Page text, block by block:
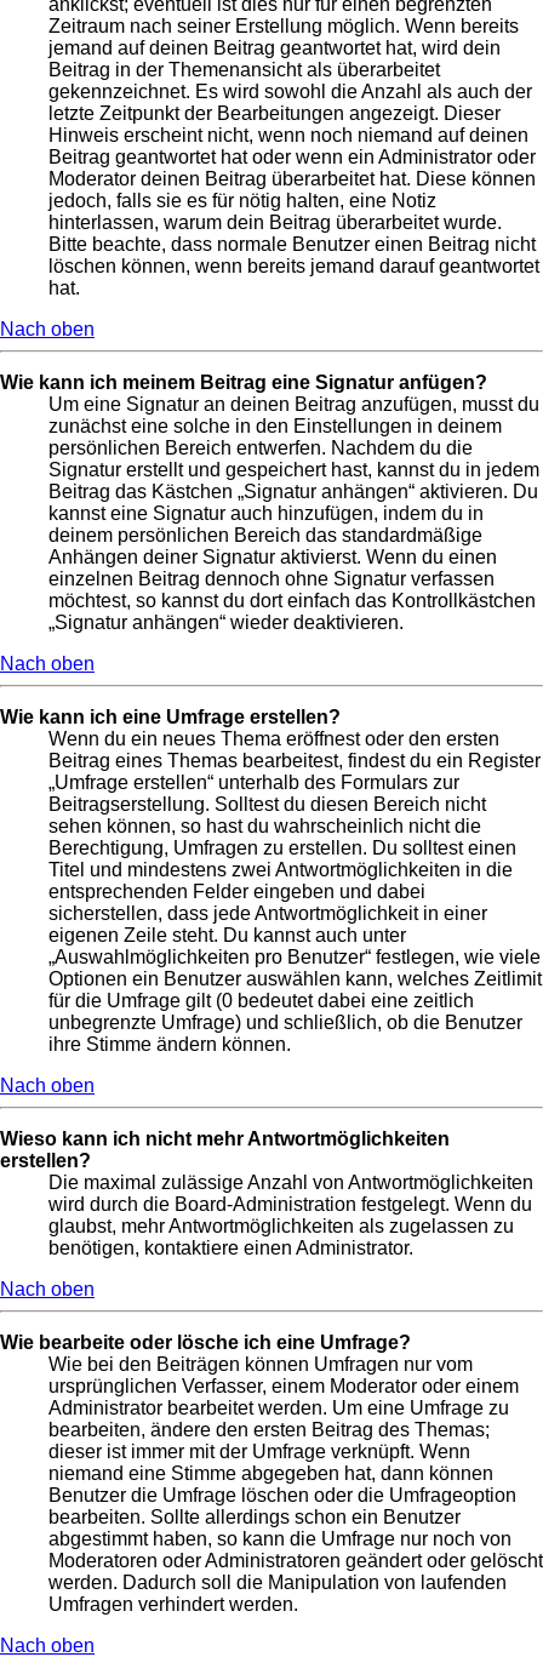
Zeitraum nach seiner Erstellung möglich. Wenn bereits
jemand auf deinen Beitrag geantwortet hat, wird dein
Beitrag in der Themenansicht als überarbeitet
gekennzeichnet. Es wird sowohl die Anzahl als auch der
letzte Zeitpunkt der Bearbeitungen angezeigt. Dieser
Hinweis erscheint nicht, wenn noch niemand auf deinen
Beitrag geantwortet hat oder wenn ein Administrator oder
Moderator deinen Beitrag überarbeitet hat. Diese können
jedoch, falls sie es für nötig halten, eine Notiz
hinterlassen, warum dein Beitrag überarbeitet wurde.
Bitte beachte, dass normale Benutzer einen Beitrag nicht
löschen können, wenn bereits jemand darauf geantwortet
hat.
Nach oben
Wie kann ich meinem Beitrag eine Signatur anfügen?
Um eine Signatur an deinen Beitrag anzufügen, musst du
zunächst eine solche in den Einstellungen in deinem
persönlichen Bereich entwerfen. Nachdem du die
Signatur erstellt und gespeichert hast, kannst du in jedem
Beitrag das Kästchen „Signatur anhängen“ aktivieren. Du
kannst eine Signatur auch hinzufügen, indem du in
deinem persönlichen Bereich das standardmäßige
Anhängen deiner Signatur aktivierst. Wenn du einen
einzelnen Beitrag dennoch ohne Signatur verfassen
möchtest, so kannst du dort einfach das Kontrollkästchen
„Signatur anhängen“ wieder deaktivieren.
Nach oben
Wie kann ich eine Umfrage erstellen?
Wenn du ein neues Thema eröffnest oder den ersten
Beitrag eines Themas bearbeitest, findest du ein Register
„Umfrage erstellen“ unterhalb des Formulars zur
Beitragserstellung. Solltest du diesen Bereich nicht
sehen können, so hast du wahrscheinlich nicht die
Berechtigung, Umfragen zu erstellen. Du solltest einen
Titel und mindestens zwei Antwortmöglichkeiten in die
entsprechenden Felder eingeben und dabei
sicherstellen, dass jede Antwortmöglichkeit in einer
eigenen Zeile steht. Du kannst auch unter
„Auswahlmöglichkeiten pro Benutzer“ festlegen, wie viele
Optionen ein Benutzer auswählen kann, welches Zeitlimit
für die Umfrage gilt (0 bedeutet dabei eine zeitlich
unbegrenzte Umfrage) und schließlich, ob die Benutzer
ihre Stimme ändern können.
Nach oben
Wieso kann ich nicht mehr Antwortmöglichkeiten
erstellen?
Die maximal zulässige Anzahl von Antwortmöglichkeiten
wird durch die Board-Administration festgelegt. Wenn du
glaubst, mehr Antwortmöglichkeiten als zugelassen zu
benötigen, kontaktiere einen Administrator.
Nach oben
Wie bearbeite oder lösche ich eine Umfrage?
Wie bei den Beiträgen können Umfragen nur vom
ursprünglichen Verfasser, einem Moderator oder einem
Administrator bearbeitet werden. Um eine Umfrage zu
bearbeiten, ändere den ersten Beitrag des Themas;
dieser ist immer mit der Umfrage verknüpft. Wenn
niemand eine Stimme abgegeben hat, dann können
Benutzer die Umfrage löschen oder die Umfrageoption
bearbeiten. Sollte allerdings schon ein Benutzer
abgestimmt haben, so kann die Umfrage nur noch von
Moderatoren oder Administratoren geändert oder gelöscht
werden. Dadurch soll die Manipulation von laufenden
Umfragen verhindert werden.
Nach oben